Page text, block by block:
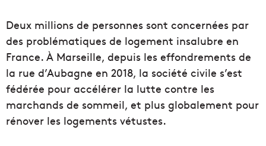
Deux millions de personnes sont concernées par
des problématiques de logement insalubre en
France. À Marseille, depuis les effondrements de
la rue d’Aubagne en 2018, la société civile s’est
fédérée pour accélérer la lutte contre les
marchands de sommeil, et plus globalement pour
rénover les logements vétustes.